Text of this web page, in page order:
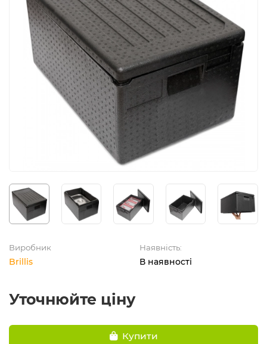
Виробник
Brillis
Наявність:
В наявності
Уточнюйте ціну
Купити